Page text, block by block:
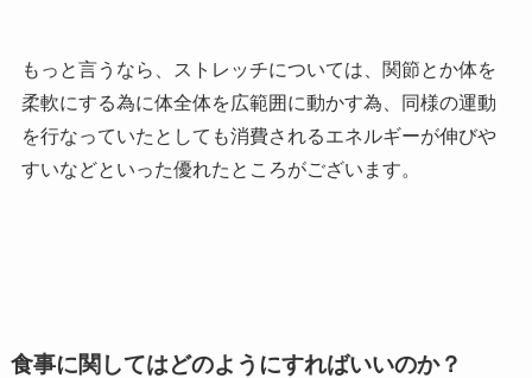
もっと言うなら、ストレッチについては、関節とか体を
柔軟にする為に体全体を広範囲に動かす為、同様の運動
を行なっていたとしても消費されるエネルギーが伸びや
すいなどといった優れたところがございます。
食事に関してはどのようにすればいいのか？